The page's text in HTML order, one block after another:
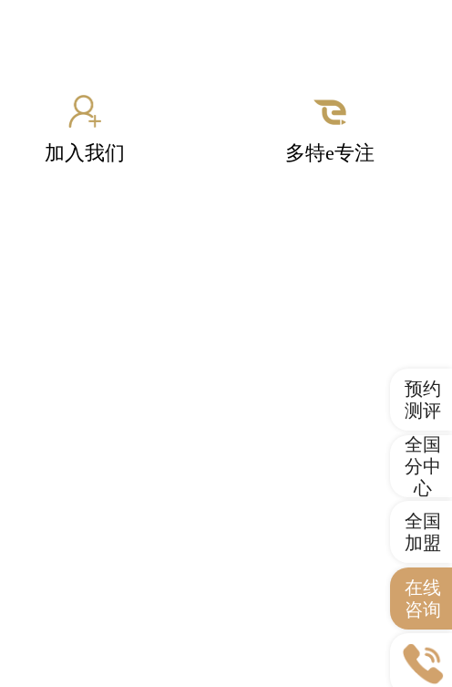
预约
测评
全国
分中
心
全国
加盟
在线
咨询
加入我们 多特e专注